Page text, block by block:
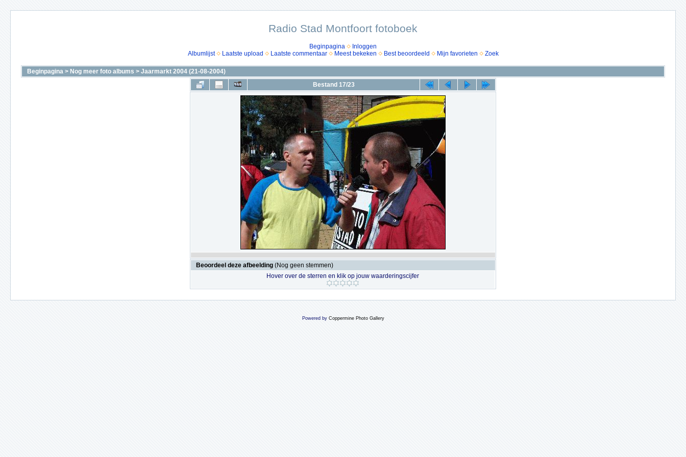
Radio Stad Montfoort fotoboek
Beginpagina
Inloggen
Albumlijst
Laatste upload Laatste commentaar Meest bekeken Best beoordeeld Mijn favorieten Zoek
Beginpagina > Nog meer foto albums > Jaarmarkt 2004 (21-08-2004)
Bestand 17/23
Beoordeel deze afbeelding (Nog geen stemmen)
Hover over de sterren en klik op jouw waarderingscijfer
Powered by Coppermine Photo Gallery